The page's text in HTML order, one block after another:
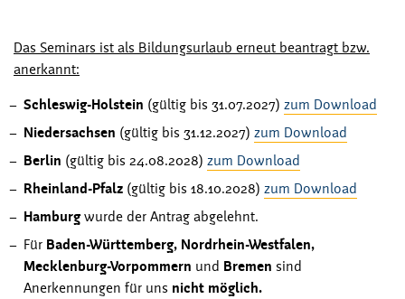
Das Seminars ist als Bildungsurlaub erneut beantragt bzw.
anerkannt:
Schleswig-Holstein (gültig bis 31.07.2027) zum Download
Niedersachsen (gültig bis 31.12.2027) zum Download
Berlin (gültig bis 24.08.2028) zum Download
Rheinland-Pfalz (gültig bis 18.10.2028) zum Download
Hamburgwurde der Antrag abgelehnt.
Für Baden-Württemberg, Nordrhein-Westfalen,
Mecklenburg-Vorpommern und Bremen sind
Anerkennungen für uns nicht möglich.